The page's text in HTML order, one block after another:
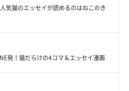
気猫のエッセイが読めるのはねこのき
発！猫だらけの4コマ＆エッセイ漫画